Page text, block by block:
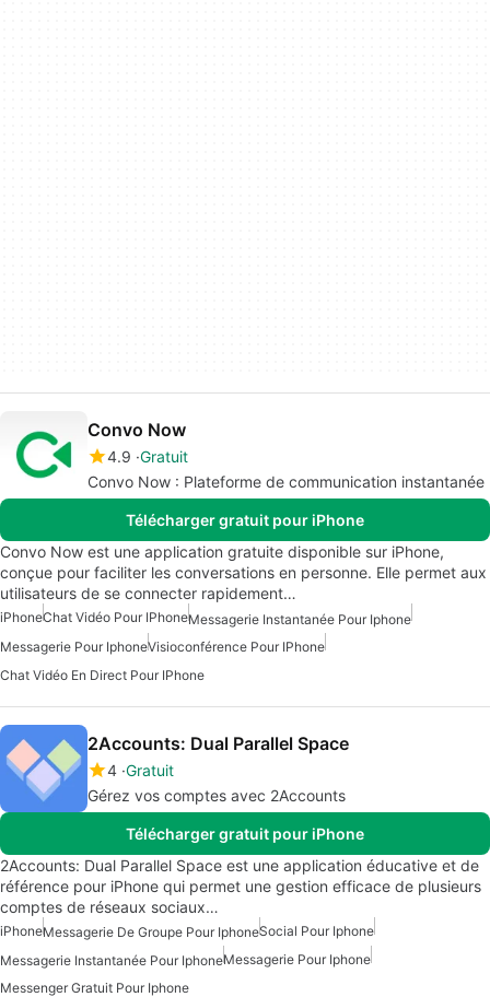
Convo Now
4.9 Gratuit
Convo Now : Plateforme de communication instantanée
Télécharger gratuit pour iPhone
Convo Now est une application gratuite disponible sur iPhone,
conçue pour faciliter les conversations en personne. Elle permet aux
utilisateurs de se connecter rapidement…
iPhoneChat Vidéo Pour IPhoneMessagerie Instantanée Pour Iphone
Messagerie Pour IphoneVisioconférence Pour IPhone
Chat Vidéo En Direct Pour IPhone
2Accounts: Dual Parallel Space
4 Gratuit
Gérez vos comptes avec 2Accounts
Télécharger gratuit pour iPhone
2Accounts: Dual Parallel Space est une application éducative et de
référence pour iPhone qui permet une gestion efficace de plusieurs
comptes de réseaux sociaux…
iPhoneMessagerie De Groupe Pour IphoneSocial Pour Iphone
Messagerie Instantanée Pour IphoneMessagerie Pour Iphone
Messenger Gratuit Pour Iphone